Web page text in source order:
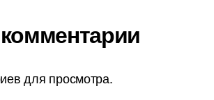
для просмотра.